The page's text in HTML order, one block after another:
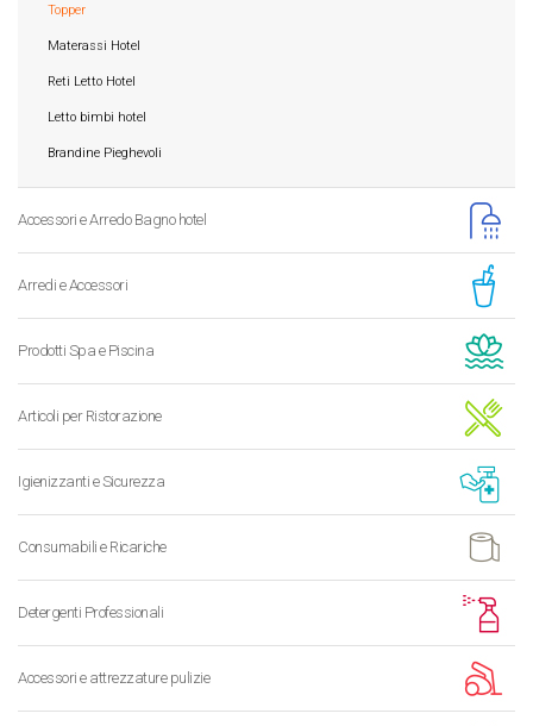
Topper
Materassi Hotel
Reti Letto Hotel
Letto bimbi hotel
Brandine Pieghevoli
Accessori e Arredo Bagno hotel
Arredi e Accessori
Prodotti Spa e Piscina
Articoli per Ristorazione
Igienizzanti e Sicurezza
Consumabili e Ricariche
Detergenti Professionali
Accessori e attrezzature pulizie